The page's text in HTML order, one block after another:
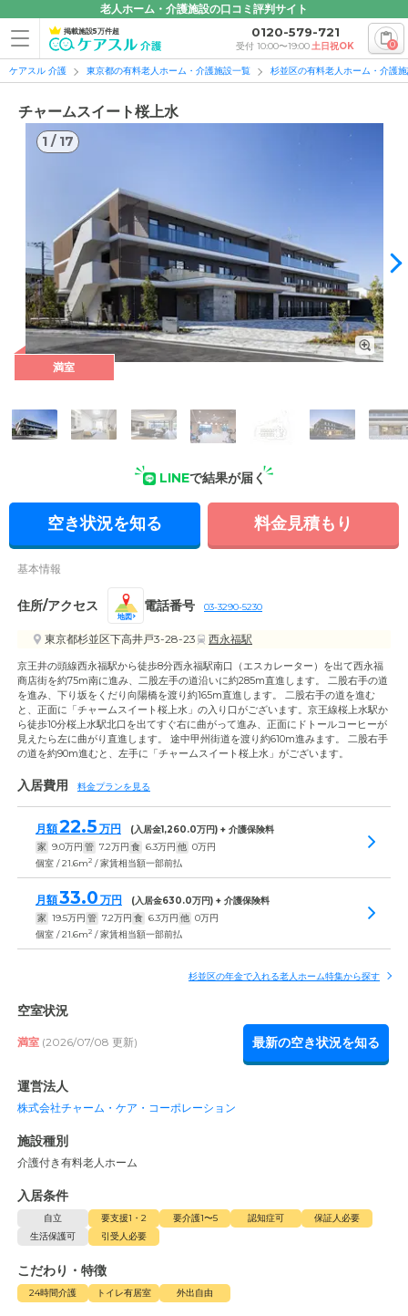
老人ホーム・介護施設の口コミ評判サイト
掲載施設5万件超 0120-579-721
受付 10:00〜19:00土日祝OK 0
ケアスル 介護 東京都の有料老人ホーム・介護施設一覧 杉並区の有料老人ホーム・介護
チャームスイート桜上水
1 / 17
外観: ホテルのような洗練されたデザインの地下1階地上3階建
満室
LINEで結果が届く
空き状況を知る 料金見積もり
基本情報
住所/アクセス
地図
電話番号 03-3290-5230
東京都杉並区下高井戸3-28-23 西永福駅
京王井の頭線西永福駅から徒歩8分西永福駅南口（エスカレーター）を出て西永福
商店街を約75m南に進み、二股左手の道沿いに約285m直進します。 二股右手の道
を進み、下り坂をくだり向陽橋を渡り約165m直進します。 二股右手の道を進む
と、正面に「チャームスイート桜上水」の入り口がございます。京王線桜上水駅か
ら徒歩10分桜上水駅北口を出てすぐ右に曲がって進み、正面にドトールコーヒーが
見えたら左に曲がり直進します。 途中甲州街道を渡り約610m進みます。 二股右手
の道を約90m進むと、左手に「チャームスイート桜上水」がございます。
入居費用 料金プランを見る
月額22.5 万円 (入居金1,260.0万円) + 介護保険料
家 9.0万円 管 7.2万円 食 6.3万円 他 0万円
個室 / 21.6m2 / 家賃相当額一部前払
月額33.0 万円 (入居金630.0万円) + 介護保険料
家 19.5万円 管 7.2万円 食 6.3万円 他 0万円
個室 / 21.6m2 / 家賃相当額一部前払
杉並区の年金で入れる老人ホーム特集から探す
空室状況
満室 (2026/07/08 更新) 最新の空き状況を知る
運営法人
株式会社チャーム・ケア・コーポレーション
施設種別
介護付き有料老人ホーム
入居条件
自立 要支援1・2 要介護1〜5 認知症可
保証人必要
生活保護可
引受人必要
こだわり・特徴
24時間介護 トイレ有居室 外出自由